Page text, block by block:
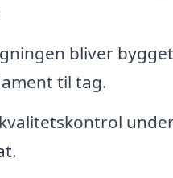
bliver
til tag.